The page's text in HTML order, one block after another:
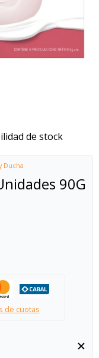
de stock
Ducha
90G
de cuotas